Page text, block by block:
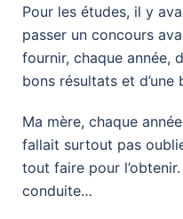
Pour les études, il y
passer un concours
fournir, chaque année,
bons résultats et d’une
Ma mère, chaque
fallait surtout pas
tout faire pour
conduite…